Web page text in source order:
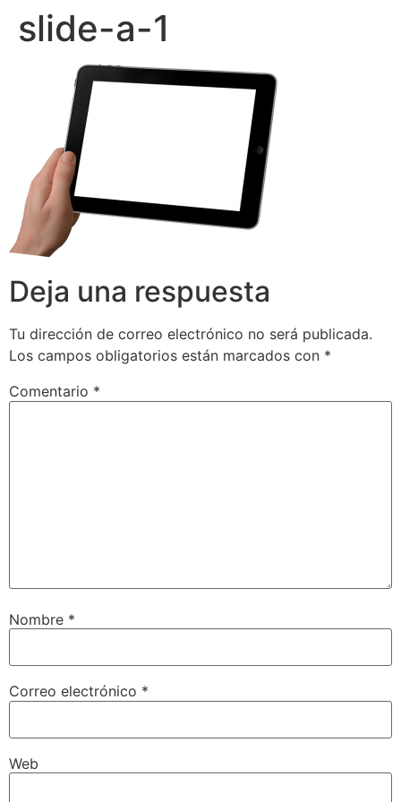
slide-a-1
Deja una respuesta
Tu dirección de correo electrónico no será publicada.
Los campos obligatorios están marcados con *
Comentario *
Nombre *
Correo electrónico *
Web